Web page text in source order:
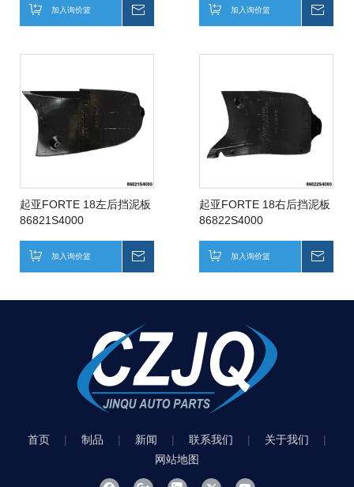
加入询价篮 加入询价篮
起亚FORTE 18左后挡泥板
86821S4000
加入询价篮
起亚FORTE 18右后挡泥板
86822S4000
加入询价篮
首页 | 制品 | 新闻 | 联系我们 | 关于我们
|
网站地图